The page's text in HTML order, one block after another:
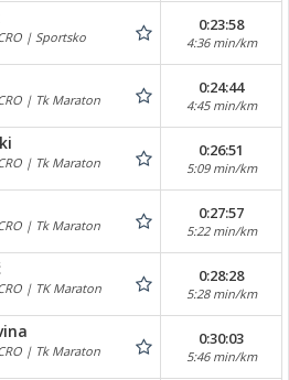
| Sportsko
0:23:58
4:36 min/km
| Tk Maraton
0:24:44
4:45 min/km
| Tk Maraton
0:26:51
5:09 min/km
| Tk Maraton
0:27:57
5:22 min/km
| TK Maraton
0:28:28
5:28 min/km
| Tk Maraton
0:30:03
5:46 min/km